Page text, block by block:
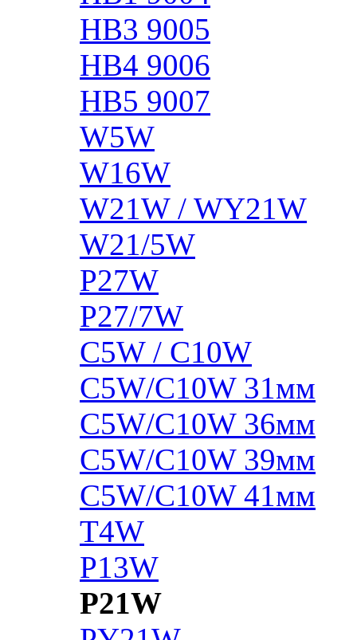
HB3 9005
HB4 9006
HB5 9007
W5W
W16W
W21W / WY21W
W21/5W
P27W
P27/7W
C5W / C10W
C5W/C10W 31мм
C5W/C10W 36мм
C5W/C10W 39мм
C5W/C10W 41мм
T4W
P13W
P21W